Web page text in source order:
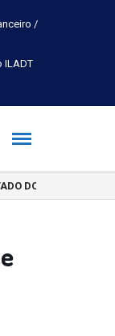
/
ILADT
DO CONCURSO